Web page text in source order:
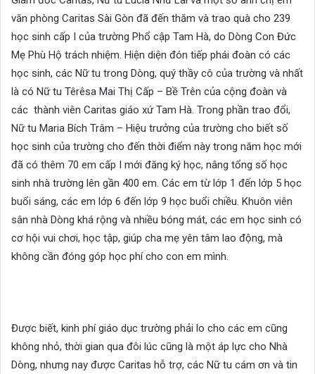
văn phòng Caritas Sài Gòn đã đến thăm và trao quà cho 239
học sinh cấp I của trường Phổ cập Tam Hà, do Dòng Con Đức
Mẹ Phù Hộ trách nhiệm. Hiện diện đón tiếp phái đoàn có các
học sinh, các Nữ tu trong Dòng, quý thầy cô của trường và nhất
là có Nữ tu Têrêsa Mai Thị Cấp – Bề Trên của cộng đoàn và
các thành viên Caritas giáo xứ Tam Hà. Trong phần trao đổi,
Nữ tu Maria Bích Trâm – Hiệu trưởng của trường cho biết số
học sinh của trường cho đến thời điểm này trong năm học mới
đã có thêm 70 em cấp I mới đăng ký học, nâng tổng số học
sinh nhà trường lên gần 400 em. Các em từ lớp 1 đến lớp 5 học
buổi sáng, các em lớp 6 đến lớp 9 học buổi chiều. Khuôn viên
sân nhà Dòng khá rộng và nhiều bóng mát, các em học sinh có
cơ hội vui chơi, học tập, giúp cha mẹ yên tâm lao động, mà
không cần đóng góp học phí cho con em mình.
Được biết, kinh phí giáo dục trường phải lo cho các em cũng
không nhỏ, thời gian qua đôi lúc cũng là một áp lực cho Nhà
Dòng, nhưng nay được Caritas hỗ trợ, các Nữ tu cám ơn và tin